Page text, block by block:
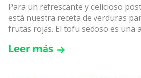
Para un refrescante y delicioso
está nuestra receta de verduras
frutas rojas. El tofu sedoso es una
Leer más